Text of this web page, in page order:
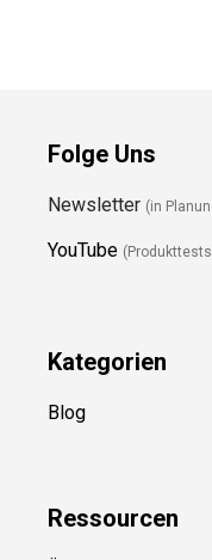
Folge Uns
Newsletter (in
YouTube
Kategorien
Blog
Ressourcen